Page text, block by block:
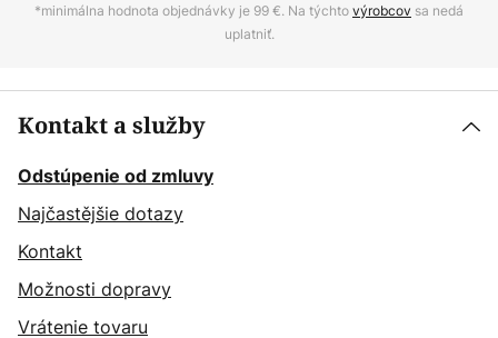
*minimálna hodnota objednávky je 99 €. Na týchtovýrobcov sa nedá
uplatniť.
Kontakt a služby
Odstúpenie od zmluvy
Najčastějšie dotazy
Kontakt
Možnosti dopravy
Vrátenie tovaru